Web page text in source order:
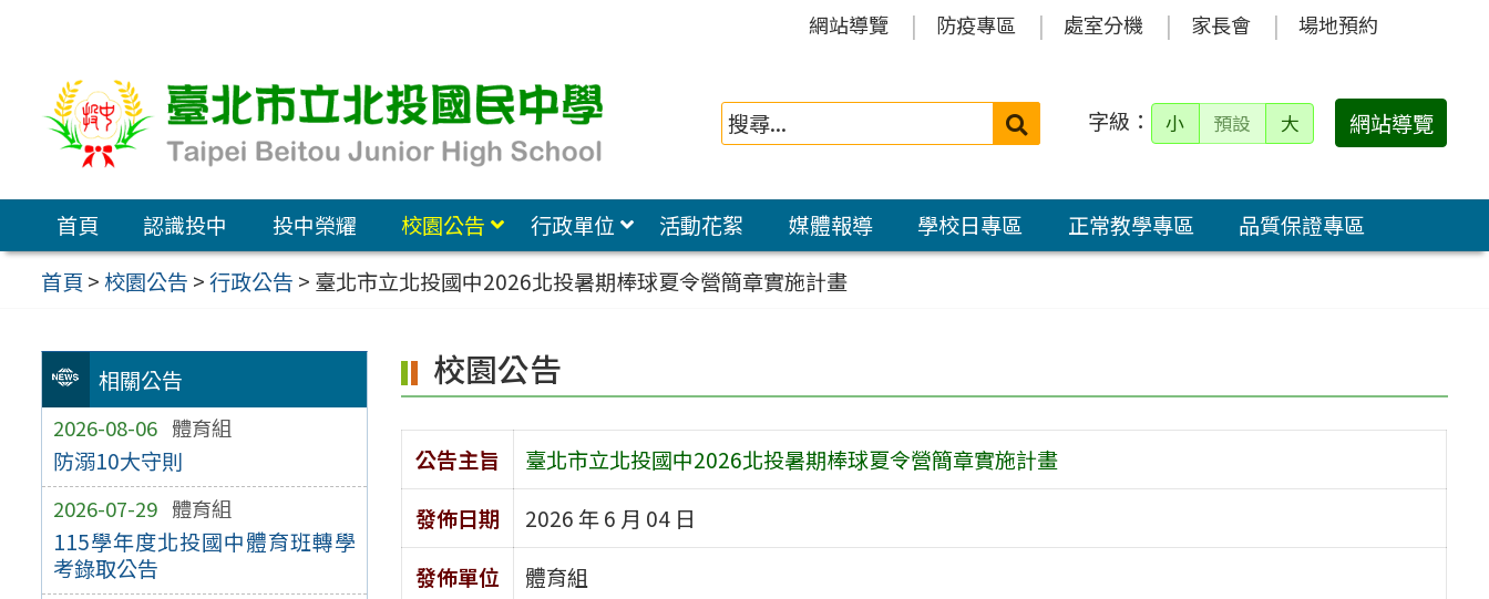
容
區
網站導覽 防疫專區 處室分機 家長會 場地預約
搜
字級： 小 預設 大 網站導覽
首頁 認識投中 投中榮耀 校園公告 行政單位 活動花絮 媒體報導 學校日專區 正常教學專區
品質保證專區
首頁 >校園公告 >行政公告 > 臺北市立北投國中2026北投暑期棒球夏令營簡章實施計畫
相關公告
2026-08-06 體育組
防溺10大守則
2026-07-29 體育組
115學年度北投國中體育班轉學
考錄取公告
校園公告
公告主旨
臺北市立北投國中2026北投暑期棒球夏令營簡章實施計畫
發佈日期
2026 年 6 月 04 日
發佈單位
體育組